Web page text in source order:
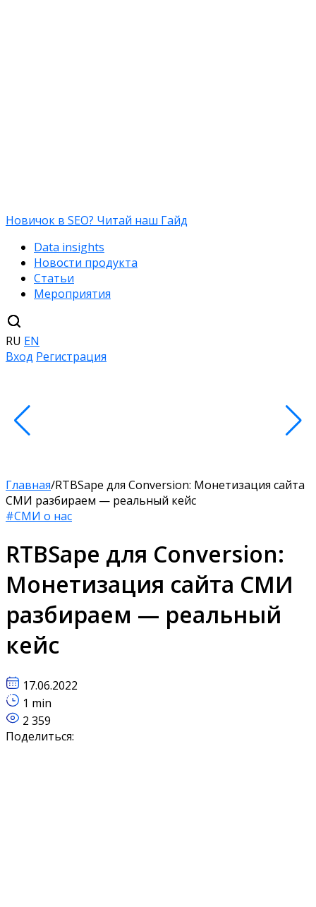
Новичок в SEO? Читай наш Гайд
Data insights
Новости продукта
Статьи
Мероприятия
RU EN
Вход Регистрация
Главная/RTBSape для Сonversion: ​​Монетизация сайта
СМИ разбираем — реальный кейс
#СМИ о нас
RTBSape для Сonversion: ​​
Монетизация сайта СМИ
разбираем — реальный
кейс
17.06.2022
1 min
2 359
Поделиться: